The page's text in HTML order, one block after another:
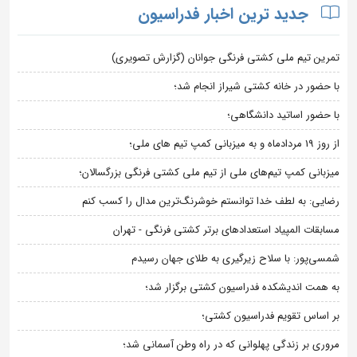
جدید ترین اخبار فدراسیون
تمرین تیم ملی کشتی فرنگی جوانان (گزارش تصویری)
با حضور در خانه کشتی شیراز انجام شد؛
با حضور اساتید دانشگاهی؛
از روز 19 مردادماه و به میزبانی کمپ تیم های ملی؛
میزبانی کمپ تیم‌های ملی از تیم ملی کشتی فرنگی بزرگسالان؛
رضایی: به لطف خدا توانستم خوشرنگ‌ترین مدال را کسب کنم
مسابقات المپیاد استعدادهای برتر کشتی فرنگی - تهران
شمسی‌پور: با سلاح زیرگیری به طلای جهان رسیدم
به همت اندیشکده فدراسیون کشتی برگزار شد؛
بر اساس تقویم فدراسیون کشتی؛
مروری بر زندگی پهلوانی که در راه وطن آسمانی شد؛